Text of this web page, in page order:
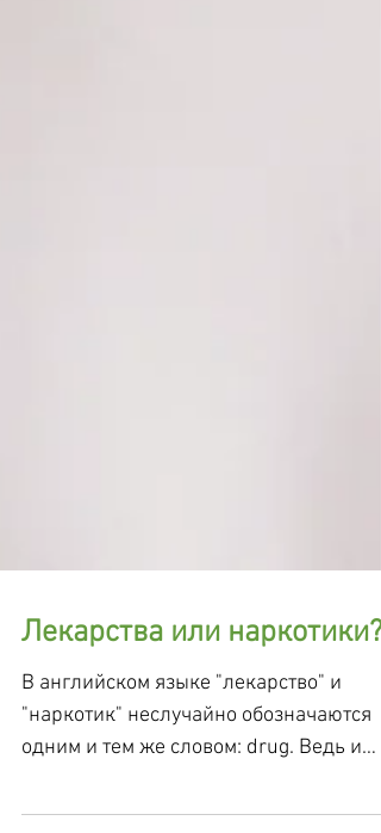
Лекарства или наркотики?
В английском языке "лекарство" и
одним и тем же словом: drug. Ведь и